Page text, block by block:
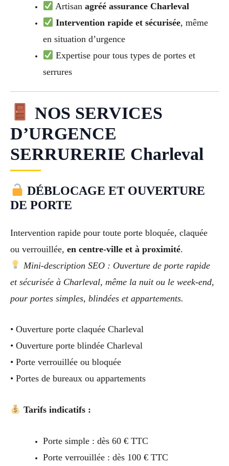
Artisanagréé assurance Charleval
Intervention rapide et sécurisée, même
en situation d’urgence
Expertise pour tous types de portes et
serrures
NOS SERVICES
D’URGENCE
SERRURERIE Charleval
DÉBLOCAGE ET OUVERTURE
DE PORTE
Intervention rapide pour toute porte bloquée, claquée
ou verrouillée, en centre-ville et à proximité.
Mini-description SEO : Ouverture de porte rapide
et sécurisée à Charleval, même la nuit ou le week-end,
pour portes simples, blindées et appartements.
• Ouverture porte claquée Charleval
• Ouverture porte blindée Charleval
• Porte verrouillée ou bloquée
• Portes de bureaux ou appartements
Tarifs indicatifs :
Porte simple : dès 60 € TTC
Porte verrouillée : dès 100 € TTC